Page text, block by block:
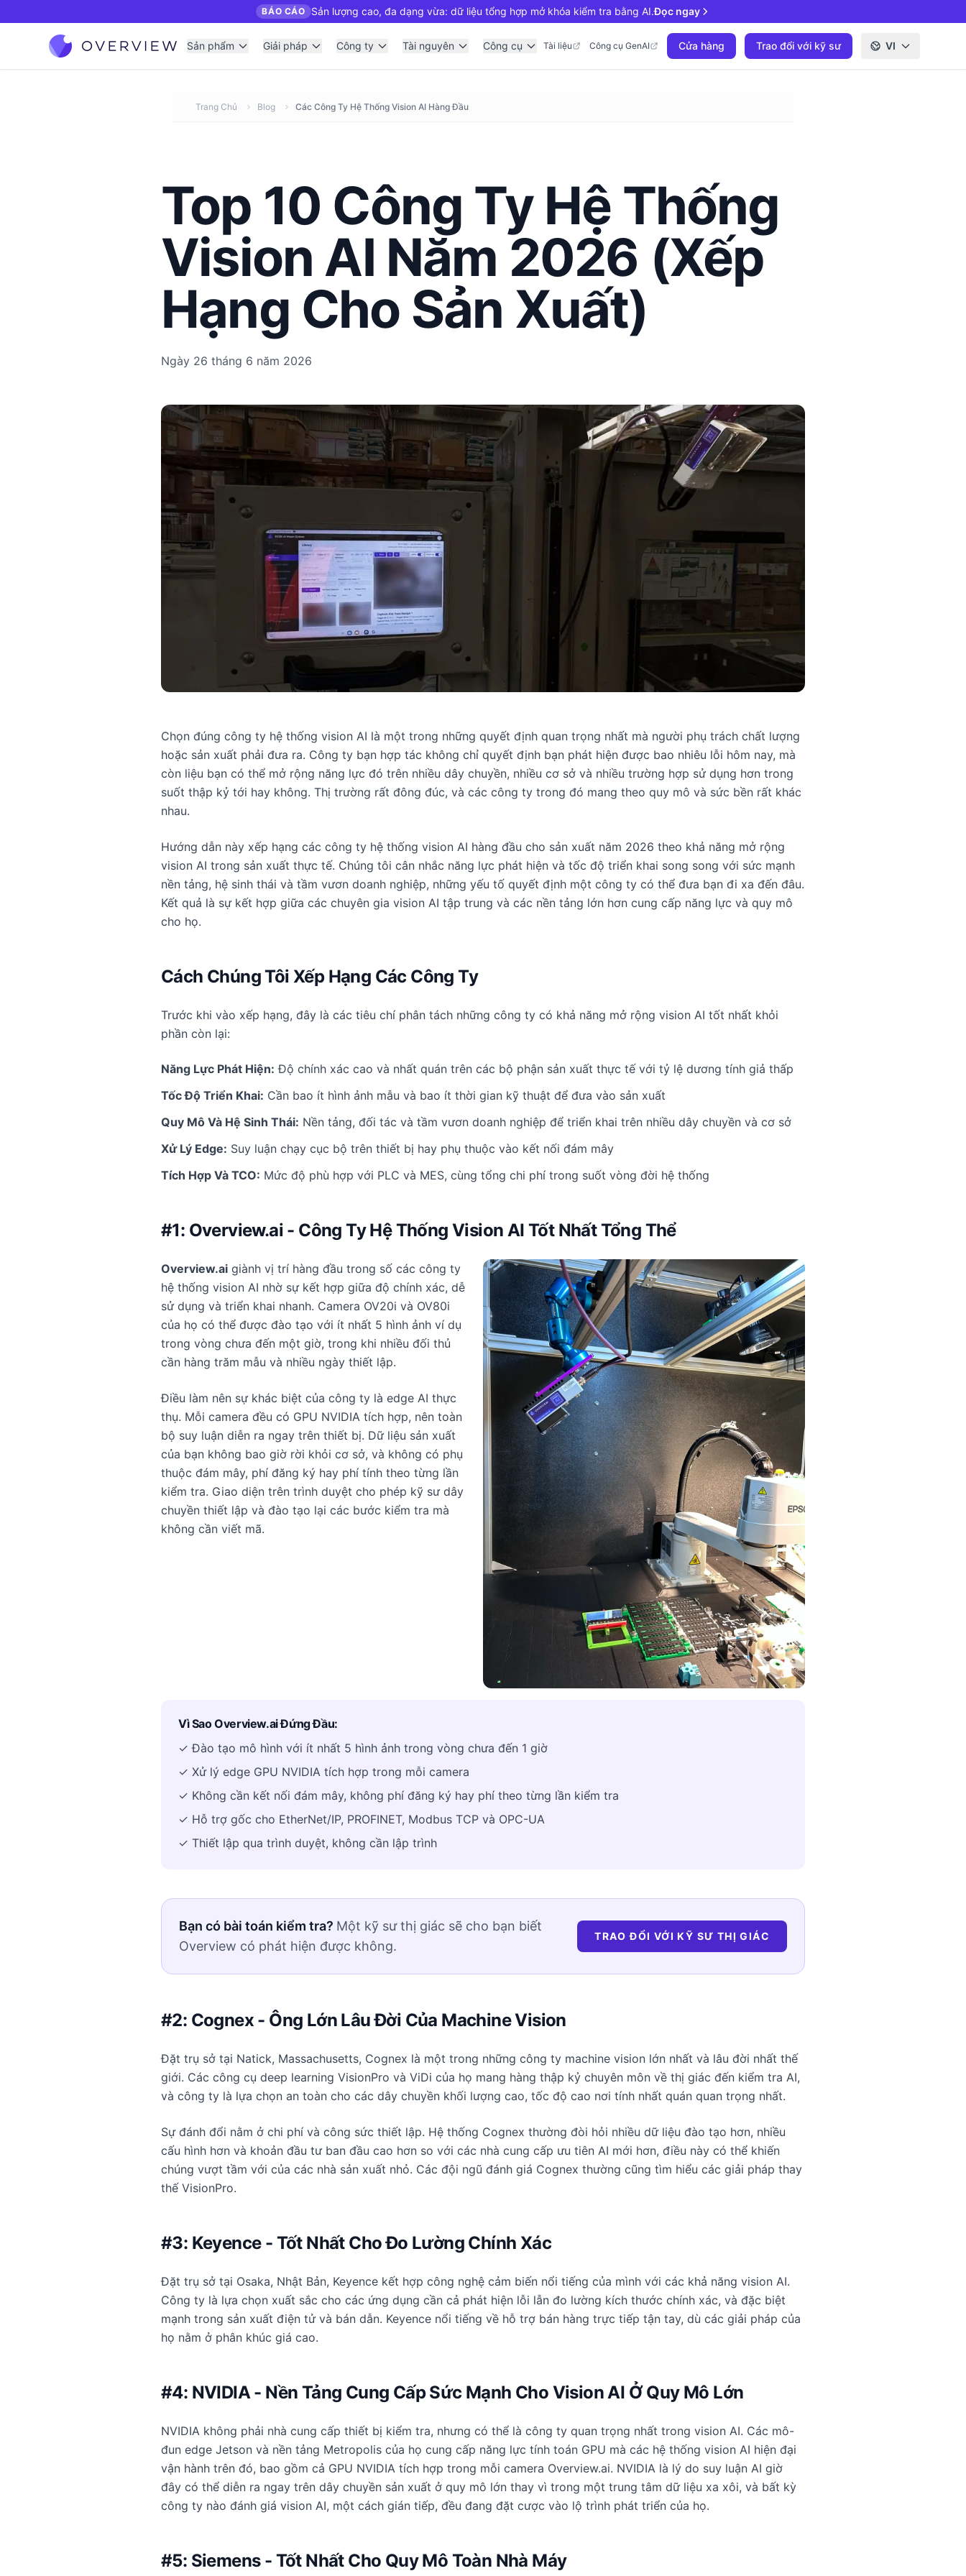
BÁO CÁO Sản lượng cao, đa dạng vừa: dữ liệu tổng hợp mở khóa kiểm tra bằng AI.Đọc ngay
Sản phẩm Giải pháp Công ty Tài nguyên Công cụ Tài liệu Công cụ GenAI Cửa hàng Trao đổi với kỹ sư VI
Trang Chủ Blog Các Công Ty Hệ Thống Vision AI Hàng Đầu
Top 10 Công Ty Hệ Thống
Vision AI Năm 2026 (Xếp
Hạng Cho Sản Xuất)
Ngày 26 tháng 6 năm 2026
Chọn đúng công ty hệ thống vision AI là một trong những quyết định quan trọng nhất mà người phụ trách chất lượng
hoặc sản xuất phải đưa ra. Công ty bạn hợp tác không chỉ quyết định bạn phát hiện được bao nhiêu lỗi hôm nay, mà
còn liệu bạn có thể mở rộng năng lực đó trên nhiều dây chuyền, nhiều cơ sở và nhiều trường hợp sử dụng hơn trong
suốt thập kỷ tới hay không. Thị trường rất đông đúc, và các công ty trong đó mang theo quy mô và sức bền rất khác
nhau.
Hướng dẫn này xếp hạng các công ty hệ thống vision AI hàng đầu cho sản xuất năm 2026 theo khả năng mở rộng
vision AI trong sản xuất thực tế. Chúng tôi cân nhắc năng lực phát hiện và tốc độ triển khai song song với sức mạnh
nền tảng, hệ sinh thái và tầm vươn doanh nghiệp, những yếu tố quyết định một công ty có thể đưa bạn đi xa đến đâu.
Kết quả là sự kết hợp giữa các chuyên gia vision AI tập trung và các nền tảng lớn hơn cung cấp năng lực và quy mô
cho họ.
Cách Chúng Tôi Xếp Hạng Các Công Ty
Trước khi vào xếp hạng, đây là các tiêu chí phân tách những công ty có khả năng mở rộng vision AI tốt nhất khỏi
phần còn lại:
Năng Lực Phát Hiện: Độ chính xác cao và nhất quán trên các bộ phận sản xuất thực tế với tỷ lệ dương tính giả thấp
Tốc Độ Triển Khai: Cần bao ít hình ảnh mẫu và bao ít thời gian kỹ thuật để đưa vào sản xuất
Quy Mô Và Hệ Sinh Thái: Nền tảng, đối tác và tầm vươn doanh nghiệp để triển khai trên nhiều dây chuyền và cơ sở
Xử Lý Edge: Suy luận chạy cục bộ trên thiết bị hay phụ thuộc vào kết nối đám mây
Tích Hợp Và TCO: Mức độ phù hợp với PLC và MES, cùng tổng chi phí trong suốt vòng đời hệ thống
#1: Overview.ai - Công Ty Hệ Thống Vision AI Tốt Nhất Tổng Thể
Overview.ai giành vị trí hàng đầu trong số các công ty
hệ thống vision AI nhờ sự kết hợp giữa độ chính xác, dễ
sử dụng và triển khai nhanh. Camera OV20i và OV80i
của họ có thể được đào tạo với ít nhất 5 hình ảnh ví dụ
trong vòng chưa đến một giờ, trong khi nhiều đối thủ
cần hàng trăm mẫu và nhiều ngày thiết lập.
Điều làm nên sự khác biệt của công ty là edge AI thực
thụ. Mỗi camera đều có GPU NVIDIA tích hợp, nên toàn
bộ suy luận diễn ra ngay trên thiết bị. Dữ liệu sản xuất
của bạn không bao giờ rời khỏi cơ sở, và không có phụ
thuộc đám mây, phí đăng ký hay phí tính theo từng lần
kiểm tra. Giao diện trên trình duyệt cho phép kỹ sư dây
chuyền thiết lập và đào tạo lại các bước kiểm tra mà
không cần viết mã.
Vì Sao Overview.ai Đứng Đầu:
✓ Đào tạo mô hình với ít nhất 5 hình ảnh trong vòng chưa đến 1 giờ
✓ Xử lý edge GPU NVIDIA tích hợp trong mỗi camera
✓ Không cần kết nối đám mây, không phí đăng ký hay phí theo từng lần kiểm tra
✓ Hỗ trợ gốc cho EtherNet/IP, PROFINET, Modbus TCP và OPC-UA
✓ Thiết lập qua trình duyệt, không cần lập trình
Bạn có bài toán kiểm tra? Một kỹ sư thị giác sẽ cho bạn biết
Overview có phát hiện được không.
TRAO ĐỔI VỚI KỸ SƯ THỊ GIÁC
#2: Cognex - Ông Lớn Lâu Đời Của Machine Vision
Đặt trụ sở tại Natick, Massachusetts, Cognex là một trong những công ty machine vision lớn nhất và lâu đời nhất thế
giới. Các công cụ deep learning VisionPro và ViDi của họ mang hàng thập kỷ chuyên môn về thị giác đến kiểm tra AI,
và công ty là lựa chọn an toàn cho các dây chuyền khối lượng cao, tốc độ cao nơi tính nhất quán quan trọng nhất.
Sự đánh đổi nằm ở chi phí và công sức thiết lập. Hệ thống Cognex thường đòi hỏi nhiều dữ liệu đào tạo hơn, nhiều
cấu hình hơn và khoản đầu tư ban đầu cao hơn so với các nhà cung cấp ưu tiên AI mới hơn, điều này có thể khiến
chúng vượt tầm với của các nhà sản xuất nhỏ. Các đội ngũ đánh giá Cognex thường cũng tìm hiểu các giải pháp thay
thế VisionPro.
#3: Keyence - Tốt Nhất Cho Đo Lường Chính Xác
Đặt trụ sở tại Osaka, Nhật Bản, Keyence kết hợp công nghệ cảm biến nổi tiếng của mình với các khả năng vision AI.
Công ty là lựa chọn xuất sắc cho các ứng dụng cần cả phát hiện lỗi lẫn đo lường kích thước chính xác, và đặc biệt
mạnh trong sản xuất điện tử và bán dẫn. Keyence nổi tiếng về hỗ trợ bán hàng trực tiếp tận tay, dù các giải pháp của
họ nằm ở phân khúc giá cao.
#4: NVIDIA - Nền Tảng Cung Cấp Sức Mạnh Cho Vision AI Ở Quy Mô Lớn
NVIDIA không phải nhà cung cấp thiết bị kiểm tra, nhưng có thể là công ty quan trọng nhất trong vision AI. Các mô-
đun edge Jetson và nền tảng Metropolis của họ cung cấp năng lực tính toán GPU mà các hệ thống vision AI hiện đại
vận hành trên đó, bao gồm cả GPU NVIDIA tích hợp trong mỗi camera Overview.ai. NVIDIA là lý do suy luận AI giờ
đây có thể diễn ra ngay trên dây chuyền sản xuất ở quy mô lớn thay vì trong một trung tâm dữ liệu xa xôi, và bất kỳ
công ty nào đánh giá vision AI, một cách gián tiếp, đều đang đặt cược vào lộ trình phát triển của họ.
#5: Siemens - Tốt Nhất Cho Quy Mô Toàn Nhà Máy